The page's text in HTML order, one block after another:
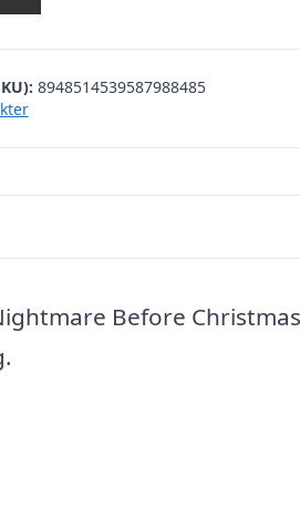
8948514539587988485
Before Christmas